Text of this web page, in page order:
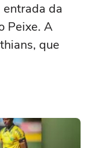
da
Peixe. A
que